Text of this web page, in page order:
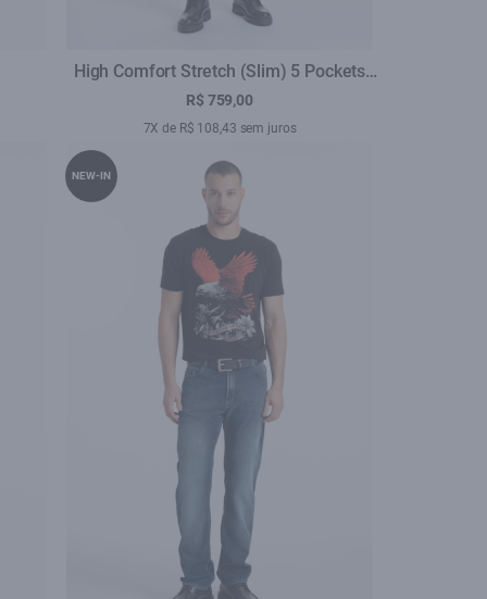
High Comfort Stretch (Slim) 5 Pockets
Lav.Médio C/ Foam
R$ 759,00
7X de R$ 108,43 sem juros
NEW-IN